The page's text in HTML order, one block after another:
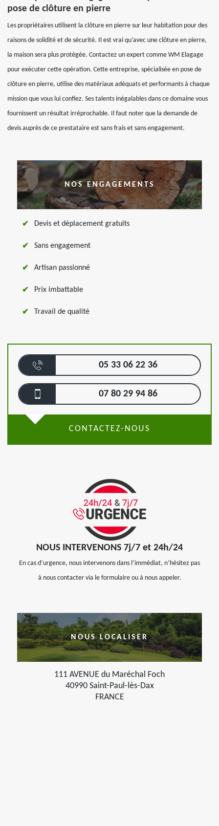
pose de clôture en pierre
Les propriétaires utilisent la clôture en pierre sur leur habitation pour des
raisons de solidité et de sécurité. Il est vrai qu’avec une clôture en pierre,
la maison sera plus protégée. Contactez un expert comme WM Elagage
pour exécuter cette opération. Cette entreprise, spécialisée en pose de
clôture en pierre, utilise des matériaux adéquats et performants à chaque
mission que vous lui confiez. Ses talents inégalables dans ce domaine vous
fournissent un résultat irréprochable. Il faut noter que la demande de
devis auprès de ce prestataire est sans frais et sans engagement.
NOS ENGAGEMENTS
Devis et déplacement gratuits
Sans engagement
Artisan passionné
Prix imbattable
Travail de qualité
05 33 06 22 36
07 80 29 94 86
CONTACTEZ-NOUS
NOUS INTERVENONS 7j/7 et 24h/24
En cas d’urgence, nous intervenons dans l’immédiat, n’hésitez pas
à nous contacter via le formulaire ou à nous appeler.
NOUS LOCALISER
111 AVENUE du Maréchal Foch
40990 Saint-Paul-lès-Dax
FRANCE